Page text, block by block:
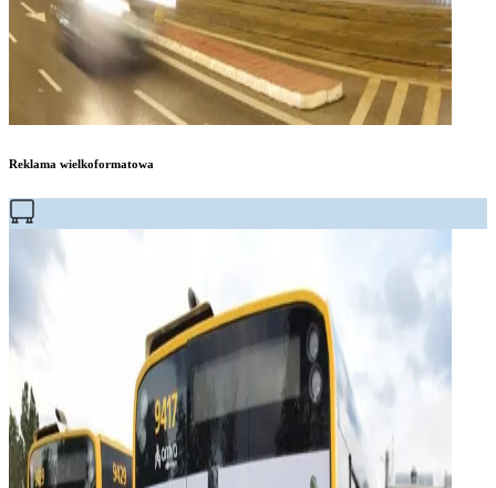
Reklama wielkoformatowa